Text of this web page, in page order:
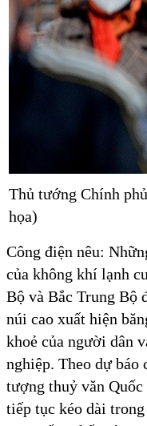
Thủ tướng Chính
họa)
Công điện nêu:
của không khí lạnh
Bộ và Bắc Trung Bộ
núi cao xuất hiện
khoẻ của người dân
nghiệp. Theo dự báo
tượng thuỷ văn
tiếp tục kéo dài